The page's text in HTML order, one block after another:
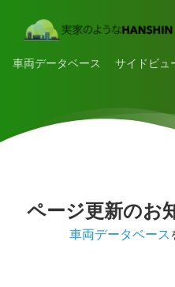
車両データベース サイドビュ
ページ更新のお
車両データベース